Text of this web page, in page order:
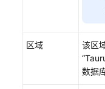
区域
该区
“
数据